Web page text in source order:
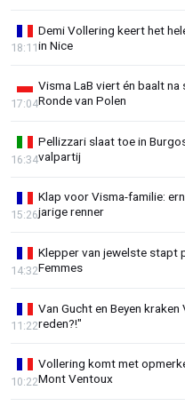
Demi Vollering keert het
in Nice
18:11
Visma LaB viert én baalt
Ronde van Polen
17:04
Pellizzari slaat toe in
valpartij
16:34
Klap voor Visma-familie:
jarige renner
15:26
Klepper van jewelste stapt
Femmes
14:32
Van Gucht en Beyen
reden?!"
11:22
Vollering komt met
Mont Ventoux
10:22